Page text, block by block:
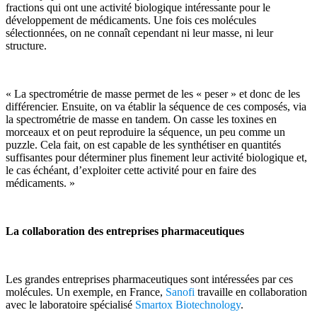
fractions qui ont une activité biologique intéressante pour le
développement de médicaments. Une fois ces molécules
sélectionnées, on ne connaît cependant ni leur masse, ni leur
structure.
« La spectrométrie de masse permet de les « peser » et donc de les
différencier. Ensuite, on va établir la séquence de ces composés, via
la spectrométrie de masse en tandem. On casse les toxines en
morceaux et on peut reproduire la séquence, un peu comme un
puzzle. Cela fait, on est capable de les synthétiser en quantités
suffisantes pour déterminer plus finement leur activité biologique et,
le cas échéant, d’exploiter cette activité pour en faire des
médicaments. »
La collaboration des entreprises pharmaceutiques
Les grandes entreprises pharmaceutiques sont intéressées par ces
molécules. Un exemple, en France, Sanofi travaille en collaboration
avec le laboratoire spécialisé Smartox Biotechnology.